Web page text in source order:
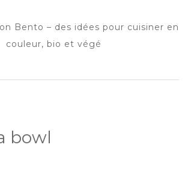
Bento – des idées pour cuisiner en
couleur, bio et végé
bowl